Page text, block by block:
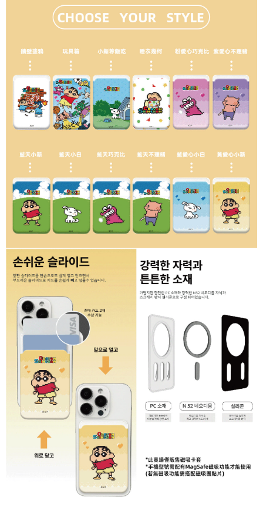
4.訂單成立30分鐘內，如未前往確認交易或遇審核未通過，訂單將自動取
消。如遇「轉專審核」未通過狀況，表示未達大哥付你分期系統評分，恕無
1.分期款項不併入電信帳單，「大哥付你分期」於每月結算日後寄送繳費提
醒簡訊。
2.透過簡訊連結打開帳單後，可選擇「超商條碼／台灣大直營門市／銀行轉
帳／街口支付／iPASS MONEY」等通路繳費。
【注意事項】
1.本服務係由「台灣大哥大股份有限公司」（以下簡稱本公司）所提供，讓
用戶於交易時，得透過本服務購買商品或服務，並由商店將買賣／分期付款
資料（包含姓名、電話或地址）提供予台灣大哥大進項蒐集、處理及利用，
由本公司與您本人進行分期帳單所需資料之確認、核對及更正。
3.完整用戶服務條款，請詳閱以下連結：https://oppay.tw/userRule
１．簡單：不需註冊會員、不需綁卡、不需儲值。
２．便利：只要手機號碼，簡訊認證，即可結帳。
【「AFTEE先享後付」結帳流程】
１．於結帳方式選擇「AFTEE先享後付」後，將跳轉至「AFTEE先享後付」
結帳頁面，進行簡訊認證並確認金額後，即可完成結帳。
２．訂單成立數日內，您將收到繳費通知簡訊。
３．收到繳費通知簡訊後14天內，點擊此簡訊中的連結，可透過四大超商／
ATM／網路銀行／等多元方式進行付款，方視為交易完成。
※ 請注意：結帳手續完成當下不需立刻繳費，但若您需要取消訂單，請聯絡
※ 交易是否成功請以「AFTEE先享後付 」之結帳頁面顯示為準，若有關於
是否繳費成功／繳費後需取消欲退款等相關疑問，請聯繫「AFTEE先享後付
https://netprotections.freshdesk.com/support/home
【注意事項】
１．透過由恩沛科技股份有限公司提供之「AFTEE先享後付」服務完成之交
易，需依本服務之必要範圍內提供個人資料，並將交易相關給付款項請求債
權轉讓予恩沛科技股份有限公司。
https://aftee.tw/terms/#terms3
３．未成年的使用者請事先徵得法定代理人或監護人之同意方可使用
「AFTEE先享後付」，若未經同意申辦者引起之損失，本公司不負相關責
任。
４．使用「AFTEE先享後付」時，將依據個別帳號之用戶狀況，依本公司即
時審查核予不同之上限額度；若仍有額度不足之情形，本公司將視審查結果
請求用戶進行身份認證。
５．嚴禁一人註冊多個帳號或使用他人資訊註冊。若發現惡意使用之情形，
恩沛科技股份有限公司將有權停止該用戶之使用額度並採取法律行動。
付款後全家取貨
每筆NT$70，滿NT$899(含以上)免運費
7-11取貨（物流比較快）
每筆NT$70，滿NT$1,000(含以上)免運費
付款後7-11取貨(出貨較快)
每筆NT$70，滿NT$899(含以上)免運費
為了避免耽誤您寶貴的收件時間，建議採用宅配方式配送商品。
每筆NT$80，滿NT$1,500(含以上)免運費
EZPost 中華郵政 (*Maximum item weight: 2kg.) 查看運費
SF Express 順豐速運 (中港澳可填順豐站點點碼)